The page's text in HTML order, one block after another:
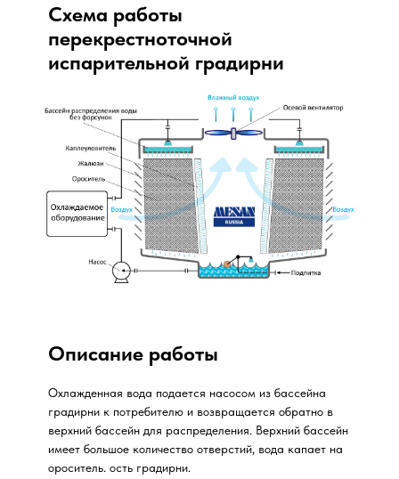
Схема работы
перекрестноточной
испарительной градирни
Охлажденная вода подается насосом из бассейна
градирни к потребителю и возвращается обратно в
верхний бассейн для распределения. Верхний бассейн
имеет большое количество отверстий, вода капает на
ороситель. ость градирни.
Описание работы